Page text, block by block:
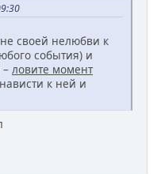
своей нелюбви к
события) и
– ловите момент
к ней и